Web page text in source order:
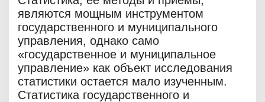
являются мощным инструментом
государственного и муниципального
управления, однако само
«государственное и муниципальное
управление» как объект исследования
статистики остается мало изученным.
Статистика государственного и